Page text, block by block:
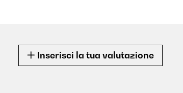
Inserisci la tua valutazione